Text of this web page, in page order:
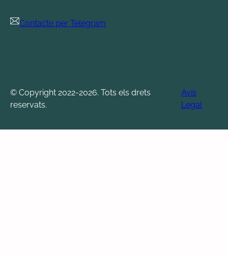
Contacte per Telegram
© Copyright 2022-2026. Tots els drets
reservats.
Avís
Legal